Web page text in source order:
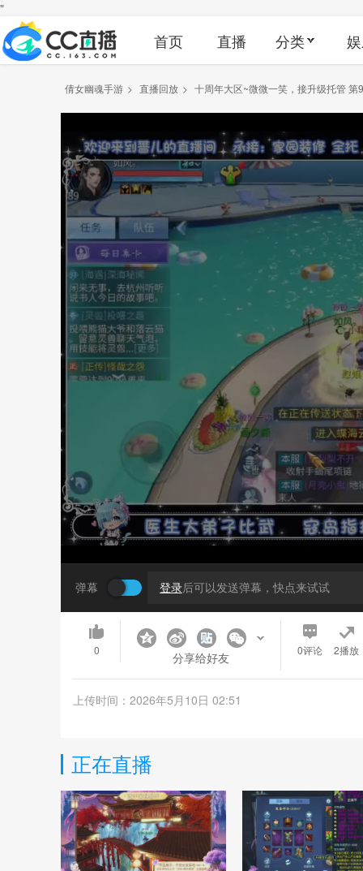
"
首页 直播 分类
倩女幽魂手游 > 直播回放 > 十周年大区~微微一笑，接升级托管 第
弹幕 登录后可以发送弹幕，快点来试试
0 分享给好友 0评论 2播放
上传时间：2026年5月10日 02:51
正在直播